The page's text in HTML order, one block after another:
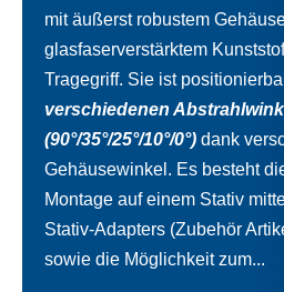
mit äußerst robustem
glasfaserverstärktem
Tragegriff. Sie ist
verschiedenen
(90°/35°/25°/10°/0°) dank
Gehäusewinkel. Es besteht
Montage auf einem Stativ
Stativ-Adapters (Zubehör
sowie die Möglichkeit zum...